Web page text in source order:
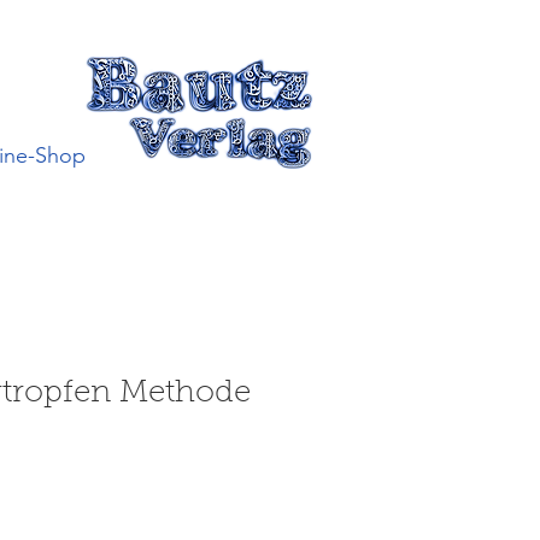
Shop
Methode